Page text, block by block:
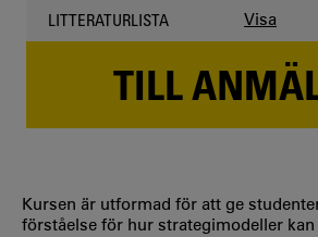
LITTERATURLISTA Visa
TILL
Kursen är utformad för att ge
förståelse för hur strategimodeller kan